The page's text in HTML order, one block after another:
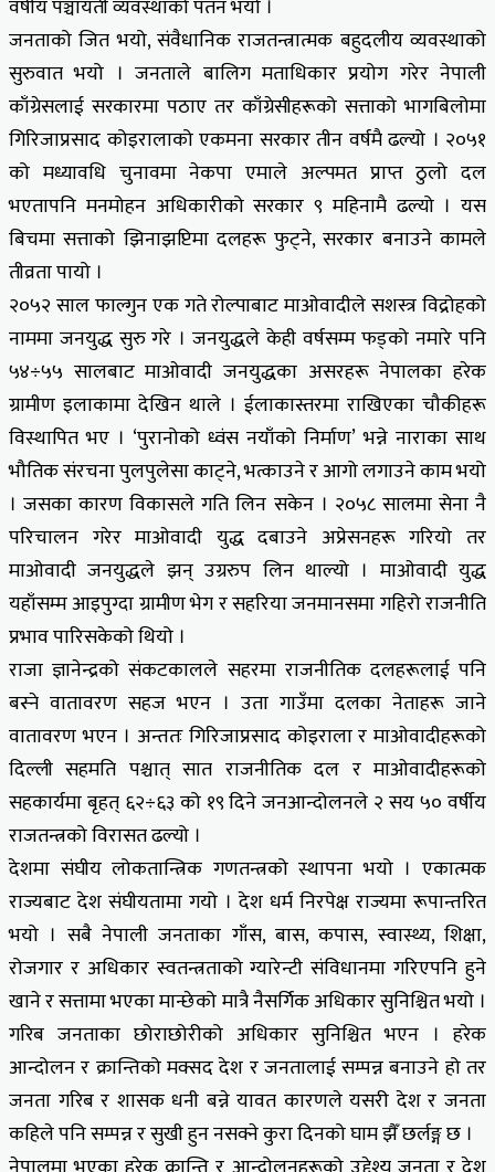
वर्षीय पञ्चायती व्यवस्थाको पतन भयो ।
जनताको जित भयो, संवैधानिक राजतन्त्रात्मक बहुदलीय व्यवस्थाको
सुरुवात भयो । जनताले बालिग मताधिकार प्रयोग गरेर नेपाली
काँग्रेसलाई सरकारमा पठाए तर काँग्रेसीहरूको सत्ताको भागबिलोमा
गिरिजाप्रसाद कोइरालाको एकमना सरकार तीन वर्षमै ढल्यो । २०५१
को मध्यावधि चुनावमा नेकपा एमाले अल्पमत प्राप्त ठुलो दल
भएतापनि मनमोहन अधिकारीको सरकार ९ महिनामै ढल्यो । यस
बिचमा सत्ताको झिनाझप्टिमा दलहरू फुट्ने, सरकार बनाउने कामले
तीव्रता पायो ।
२०५२ साल फाल्गुन एक गते रोल्पाबाट माओवादीले सशस्त्र विद्रोहको
नाममा जनयुद्ध सुरु गरे । जनयुद्धले केही वर्षसम्म फड्को नमारे पनि
५४÷५५ सालबाट माओवादी जनयुद्धका असरहरू नेपालका हरेक
ग्रामीण इलाकामा देखिन थाले । ईलाकास्तरमा राखिएका चौकीहरू
विस्थापित भए । ‘पुरानोको ध्वंस नयाँको निर्माण’ भन्ने नाराका साथ
भौतिक संरचना पुलपुलेसा काट्ने, भत्काउने र आगो लगाउने काम भयो
। जसका कारण विकासले गति लिन सकेन । २०५८ सालमा सेना नै
परिचालन गरेर माओवादी युद्ध दबाउने अप्रेसनहरू गरियो तर
माओवादी जनयुद्धले झन् उग्ररुप लिन थाल्यो । माओवादी युद्ध
यहाँसम्म आइपुग्दा ग्रामीण भेग र सहरिया जनमानसमा गहिरो राजनीति
प्रभाव पारिसकेको थियो ।
राजा ज्ञानेन्द्रको संकटकालले सहरमा राजनीतिक दलहरूलाई पनि
बस्ने वातावरण सहज भएन । उता गाउँमा दलका नेताहरू जाने
वातावरण भएन । अन्ततः गिरिजाप्रसाद कोइराला र माओवादीहरूको
दिल्ली सहमति पश्चात् सात राजनीतिक दल र माओवादीहरूको
सहकार्यमा बृहत् ६२÷६३ को १९ दिने जनआन्दोलनले २ सय ५० वर्षीय
राजतन्त्रको विरासत ढल्यो ।
देशमा संघीय लोकतान्त्रिक गणतन्त्रको स्थापना भयो । एकात्मक
राज्यबाट देश संघीयतामा गयो । देश धर्म निरपेक्ष राज्यमा रूपान्तरित
भयो । सबै नेपाली जनताका गाँस, बास, कपास, स्वास्थ्य, शिक्षा,
रोजगार र अधिकार स्वतन्त्रताको ग्यारेन्टी संविधानमा गरिएपनि हुने
खाने र सत्तामा भएका मान्छेको मात्रै नैसर्गिक अधिकार सुनिश्चित भयो ।
गरिब जनताका छोराछोरीको अधिकार सुनिश्चित भएन । हरेक
आन्दोलन र क्रान्तिको मक्सद देश र जनतालाई सम्पन्न बनाउने हो तर
जनता गरिब र शासक धनी बन्ने यावत कारणले यसरी देश र जनता
कहिले पनि सम्पन्न र सुखी हुन नसक्ने कुरा दिनको घाम झैँ छर्लङ्ग छ ।